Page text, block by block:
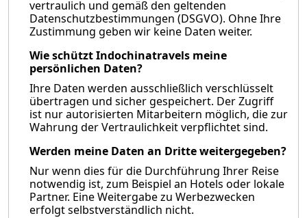
vertraulich und gemäß den geltenden
Datenschutzbestimmungen (DSGVO). Ohne Ihre
Zustimmung geben wir keine Daten weiter.
Wie schützt Indochinatravels meine
persönlichen Daten?
Ihre Daten werden ausschließlich verschlüsselt
übertragen und sicher gespeichert. Der Zugriff
ist nur autorisierten Mitarbeitern möglich, die zur
Wahrung der Vertraulichkeit verpflichtet sind.
Werden meine Daten an Dritte weitergegeben?
Nur wenn dies für die Durchführung Ihrer Reise
notwendig ist, zum Beispiel an Hotels oder lokale
Partner. Eine Weitergabe zu Werbezwecken
erfolgt selbstverständlich nicht.